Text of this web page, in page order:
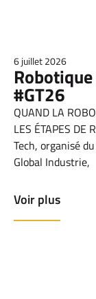
6 juillet 2026
#GT26
QUAND LA
LES ÉTAPES DE
Tech, organisé
Global Industrie,
Voir plus